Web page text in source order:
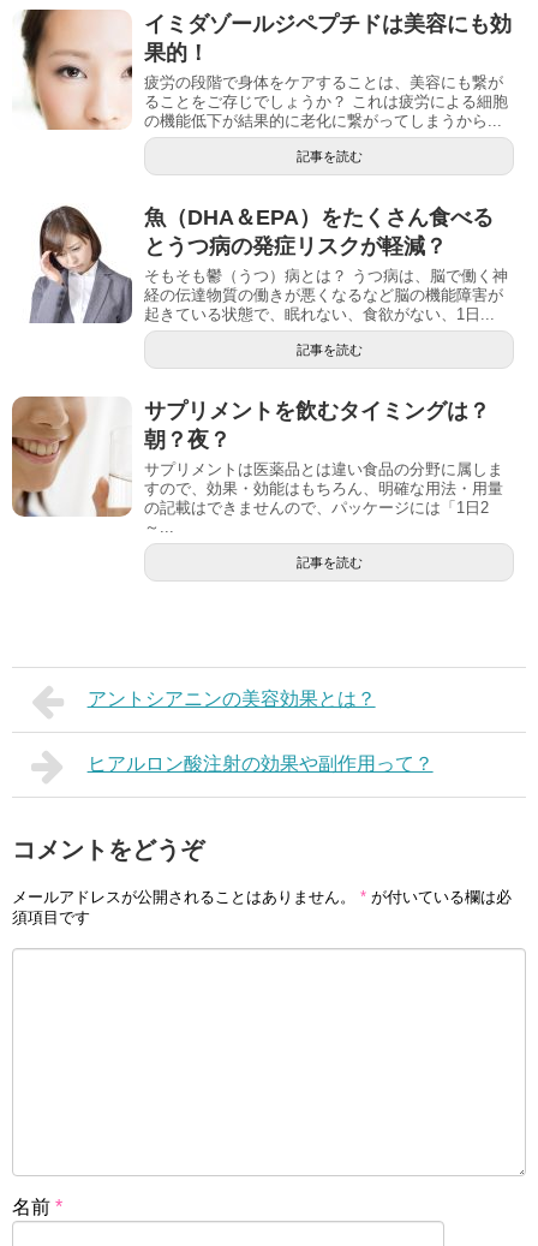
イミダゾールジペプチドは美容にも効
果的！
疲労の段階で身体をケアすることは、美容にも繋が
ることをご存じでしょうか？ これは疲労による細胞
の機能低下が結果的に老化に繋がってしまうから...
記事を読む
魚（DHA＆EPA）をたくさん食べる
とうつ病の発症リスクが軽減？
そもそも鬱（うつ）病とは？ うつ病は、脳で働く神
経の伝達物質の働きが悪くなるなど脳の機能障害が
起きている状態で、眠れない、食欲がない、1日...
記事を読む
サプリメントを飲むタイミングは？
朝？夜？
サプリメントは医薬品とは違い食品の分野に属しま
すので、効果・効能はもちろん、明確な用法・用量
の記載はできませんので、パッケージには「1日2
～...
記事を読む
アントシアニンの美容効果とは？
ヒアルロン酸注射の効果や副作用って？
コメントをどうぞ
メールアドレスが公開されることはありません。 * が付いている欄は必
須項目です
名前 *